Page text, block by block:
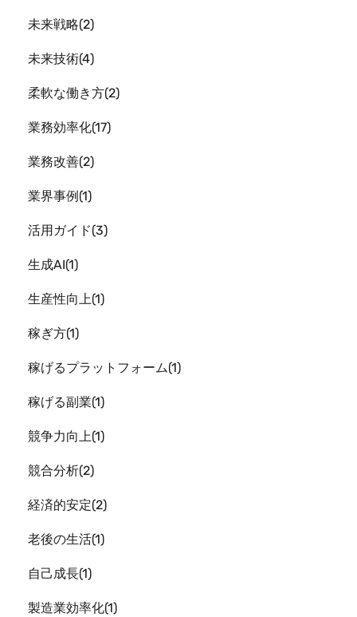
未来戦略 2
未来技術 4
柔軟な働き方 2
業務効率化 17
業務改善 2
業界事例 1
活用ガイド 3
生成AI 1
生産性向上 1
稼ぎ方 1
稼げるプラットフォーム 1
稼げる副業 1
競争力向上 1
競合分析 2
経済的安定 2
老後の生活 1
自己成長 1
製造業効率化 1